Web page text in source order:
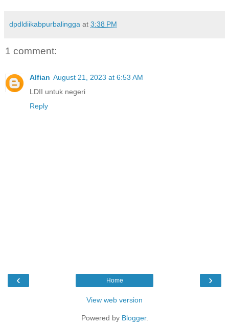
dpdldiikabpurbalingga at 3:38 PM
1 comment:
Alfian August 21, 2023 at 6:53 AM
LDII untuk negeri
Reply
‹ ›
Home
View web version
Powered by Blogger.